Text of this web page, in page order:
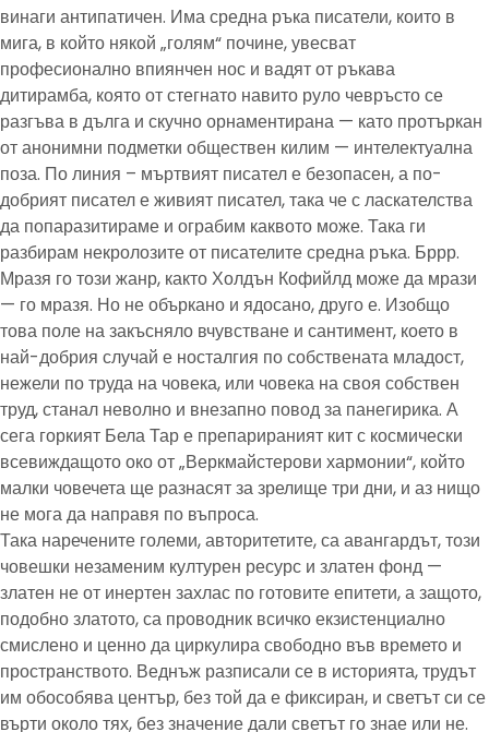
винаги антипатичен. Има средна ръка писатели, които в
мига, в който някой „голям“ почине, увесват
професионално впиянчен нос и вадят от ръкава
дитирамба, която от стегнато навито руло чевръсто се
разгъва в дълга и скучно орнаментирана — като протъркан
от анонимни подметки обществен килим — интелектуална
поза. По линия – мъртвият писател е безопасен, а по-
добрият писател е живият писател, така че с ласкателства
да попаразитираме и ограбим каквото може. Така ги
разбирам некролозите от писателите средна ръка. Бррр.
Мразя го този жанр, както Холдън Кофийлд може да мрази
— го мразя. Но не объркано и ядосано, друго е. Изобщо
това поле на закъсняло вчувстване и сантимент, което в
най-добрия случай е носталгия по собствената младост,
нежели по труда на човека, или човека на своя собствен
труд, станал неволно и внезапно повод за панегирика. А
сега горкият Бела Тар е препарираният кит с космически
всевиждащото око от „Веркмайстерови хармонии“, който
малки човечета ще разнасят за зрелище три дни, и аз нищо
не мога да направя по въпроса.
Така наречените големи, авторитетите, са авангардът, този
човешки незаменим културен ресурс и златен фонд —
златен не от инертен захлас по готовите епитети, а защото,
подобно златото, са проводник всичко екзистенциално
смислено и ценно да циркулира свободно във времето и
пространството. Веднъж разписали се в историята, трудът
им обособява център, без той да е фиксиран, и светът си се
върти около тях, без значение дали светът го знае или не.